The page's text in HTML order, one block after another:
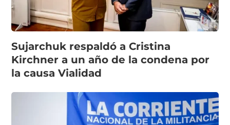
Sujarchuk respaldó a Cristina
Kirchner a un año de la condena por
la causa Vialidad